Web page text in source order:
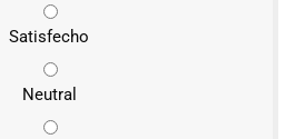
Satisfecho
Neutral